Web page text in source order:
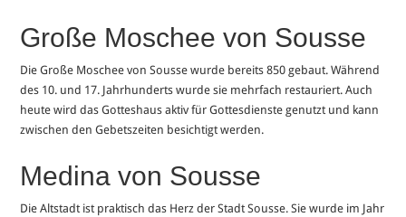
Große Moschee von Sousse
Die Große Moschee von Sousse wurde bereits 850 gebaut. Während
des 10. und 17. Jahrhunderts wurde sie mehrfach restauriert. Auch
heute wird das Gotteshaus aktiv für Gottesdienste genutzt und kann
zwischen den Gebetszeiten besichtigt werden.
Medina von Sousse
Die Altstadt ist praktisch das Herz der Stadt Sousse. Sie wurde im Jahr